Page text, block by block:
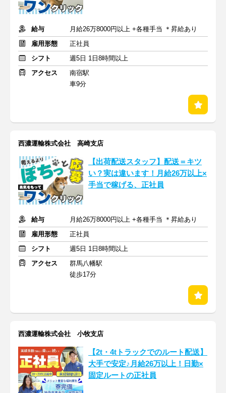
給与
月給26万8000円以上 +各種手当 ＊昇給あり
雇用形態
正社員
シフト
週5日 1日8時間以上
アクセス
南宿駅
車9分
西濃運輸株式会社 高崎支店
【出荷配送スタッフ】配送＝キツ
い？実は違います！月給26万以上×
手当で稼げる、正社員
給与
月給26万8000円以上 +各種手当 ＊昇給あり
雇用形態
正社員
シフト
週5日 1日8時間以上
アクセス
群馬八幡駅
徒歩17分
西濃運輸株式会社 小牧支店
【2t・4tトラックでのルート配送】
大手で安定♪月給26万以上！日勤×
固定ルートの正社員